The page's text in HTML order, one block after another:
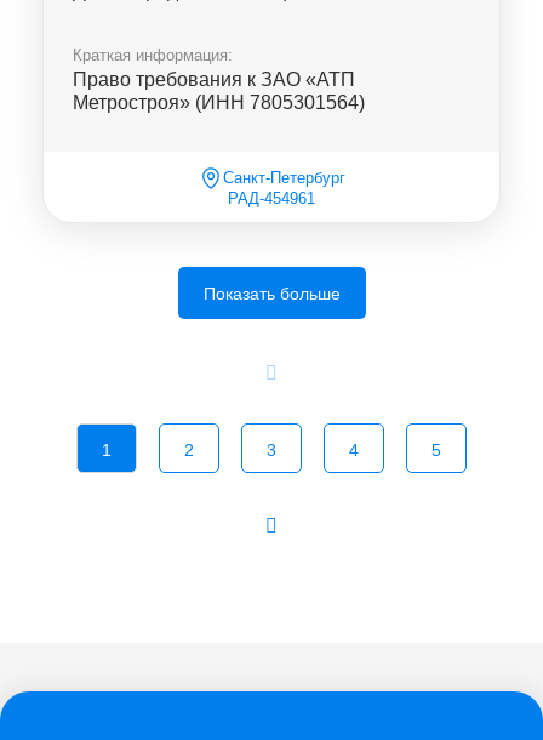
Краткая информация:
Право требования к ЗАО «АТП
Метростроя» (ИНН 7805301564)
Санкт-Петербург
РАД-454961
Показать больше
1 2 3 4 5